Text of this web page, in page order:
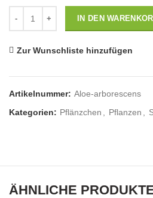
IN DEN
Zur Wunschliste hinzufügen
Artikelnummer: Aloe-arborescens
Kategorien: Pflänzchen Pflanzen
ÄHNLICHE